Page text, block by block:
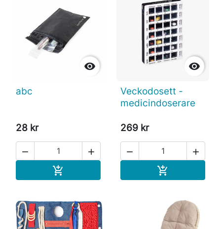

abc
28 kr
 


Veckodosett -
medicindoserare
269 kr
 
